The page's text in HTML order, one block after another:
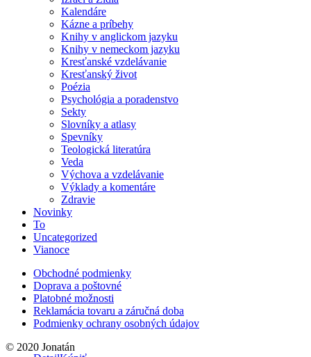
Kalendáre
Kázne a príbehy
Knihy v anglickom jazyku
Knihy v nemeckom jazyku
Kresťanské vzdelávanie
Kresťanský život
Poézia
Psychológia a poradenstvo
Sekty
Slovníky a atlasy
Spevníky
Teologická literatúra
Veda
Výchova a vzdelávanie
Výklady a komentáre
Zdravie
Novinky
To
Uncategorized
Vianoce
Obchodné podmienky
Doprava a poštovné
Platobné možnosti
Reklamácia tovaru a záručná doba
Podmienky ochrany osobných údajov
© 2020 Jonatán